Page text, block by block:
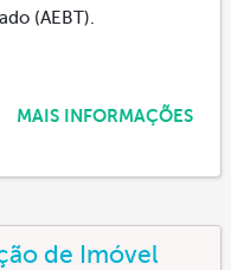
(AEBT).
MAIS INFORMAÇÕES
de Imóvel